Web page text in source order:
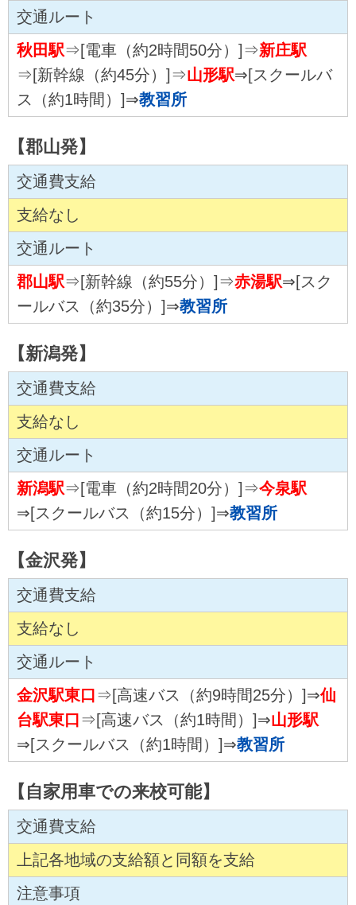
交通ルート
秋田駅⇒[電車（約2時間50分）]⇒新庄駅
⇒[新幹線（約45分）]⇒山形駅⇒[スクールバ
ス（約1時間）]⇒教習所
【郡山発】
交通費支給
支給なし
交通ルート
郡山駅⇒[新幹線（約55分）]⇒赤湯駅⇒[スク
ールバス（約35分）]⇒教習所
【新潟発】
交通費支給
支給なし
交通ルート
新潟駅⇒[電車（約2時間20分）]⇒今泉駅
⇒[スクールバス（約15分）]⇒教習所
【金沢発】
交通費支給
支給なし
交通ルート
金沢駅東口 ⇒[高速バス（約9時間25分）]⇒仙
台駅東口 ⇒[高速バス（約1時間）]⇒山形駅
⇒[スクールバス（約1時間）]⇒教習所
【自家用車での来校可能】
交通費支給
上記各地域の支給額と同額を支給
注意事項